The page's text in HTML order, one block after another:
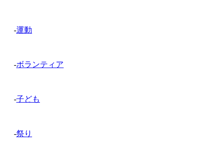
-運動
-ボランティア
-子ども
-祭り